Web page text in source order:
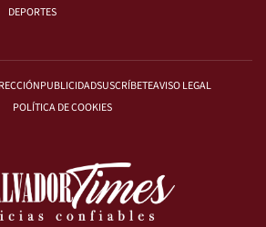
DEPORTES
PUBLICIDADSUSCRÍBETEAVISO LEGAL
POLÍTICA DE COOKIES